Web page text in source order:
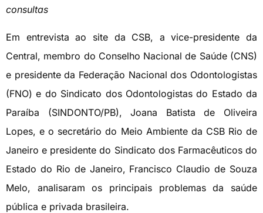
consultas
Em entrevista ao site da CSB, a vice-presidente da
Central, membro do Conselho Nacional de Saúde (CNS)
e presidente da Federação Nacional dos Odontologistas
(FNO) e do Sindicato dos Odontologistas do Estado da
Paraíba (SINDONTO/PB), Joana Batista de Oliveira
Lopes, e o secretário do Meio Ambiente da CSB Rio de
Janeiro e presidente do Sindicato dos Farmacêuticos do
Estado do Rio de Janeiro, Francisco Claudio de Souza
Melo, analisaram os principais problemas da saúde
pública e privada brasileira.